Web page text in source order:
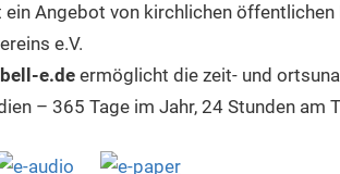
ein Angebot von kirchlichen
e.V.
e.deermöglicht die zeit- und
– 365 Tage im Jahr, 24 Stunden am